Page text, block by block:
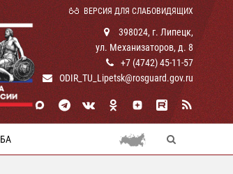
ВЕРСИЯ ДЛЯ СЛАБОВИДЯЩИХ
398024, г. Липецк,
ул. Механизаторов, д. 8
+7 (4742) 45-11-57
ODIR_TU_Lipetsk@rosguard.gov.ru